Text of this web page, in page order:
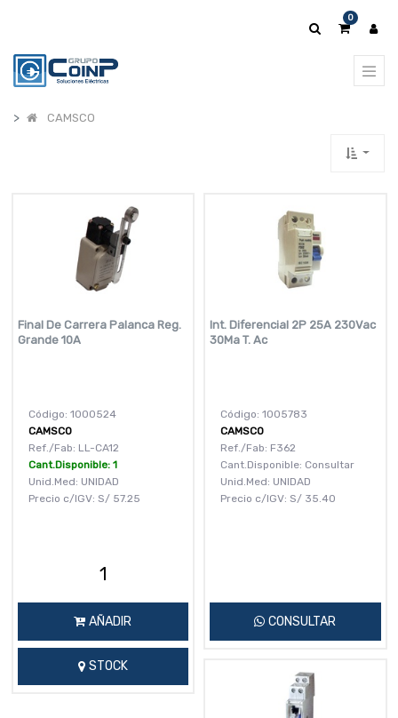
0
CAMSCO
Final De Carrera Palanca Reg.
Grande 10A
Código: 1000524
CAMSCO
Ref./Fab: LL-CA12
Cant.Disponible: 1
Unid.Med: UNIDAD
Precio c/IGV: S/ 57.25
AÑADIR
STOCK
Int. Diferencial 2P 25A 230Vac
30Ma T. Ac
Código: 1005783
CAMSCO
Ref./Fab: F362
Cant.Disponible: Consultar
Unid.Med: UNIDAD
Precio c/IGV: S/ 35.40
CONSULTAR